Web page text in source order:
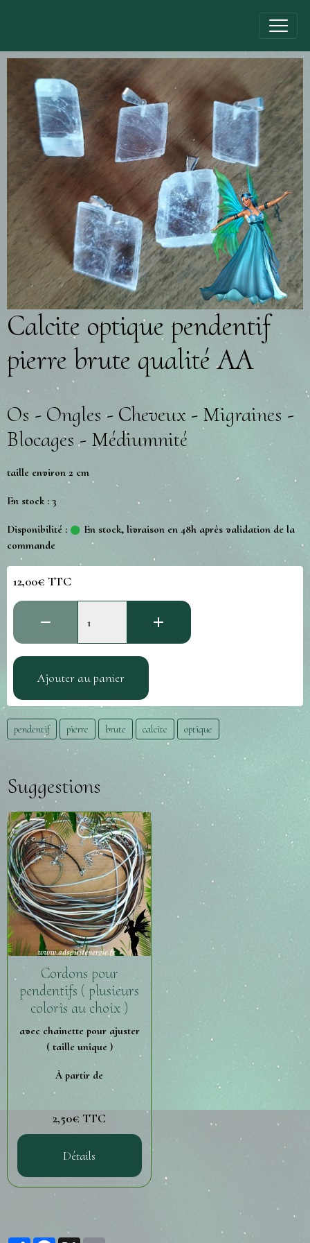
Calcite optique pendentif
pierre brute qualité AA
Os - Ongles - Cheveux - Migraines -
Blocages - Médiumnité
taille environ 2 cm
En stock : 3
Disponibilité :
En stock, livraison en 48h après validation de la
commande
12,00€ TTC
Ajouter au panier
pendentif pierre brute calcite optique
Suggestions
Cordons pour
pendentifs ( plusieurs
coloris au choix )
avec chainette pour ajuster
( taille unique )
À partir de
2,50€ TTC
Détails